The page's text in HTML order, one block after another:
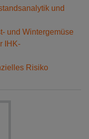
und
und Wintergemüse
IHK-
Risiko